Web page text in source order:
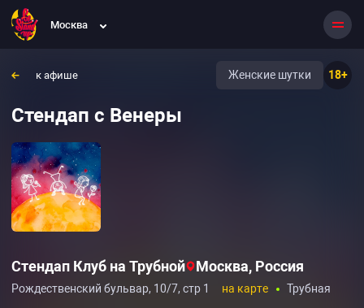
Москва
к афише 18+
Женские шутки
Стендап с Венеры
Стендап Клуб на Трубной Москва, Россия
Рождественский бульвар, 10/7, стр 1 на карте Трубная